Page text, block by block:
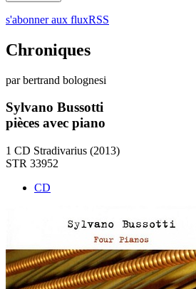
s'abonner aux fluxRSS
Chroniques
par bertrand bolognesi
Sylvano Bussotti
pièces avec piano
1 CD Stradivarius (2013)
STR 33952
CD